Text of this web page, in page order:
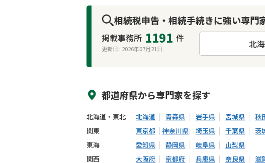
相続税申告・相続手続きに強い専門
掲載事務所 1191 件
更新日 : 2026年07月21日 北
都道府県から専門家を探す
北海道・東北 北海道 青森県 岩手県 宮城県 秋
関東
東京都 神奈川県 埼玉県 千葉県 茨
東海
愛知県 静岡県 岐阜県
山梨県
関西
大阪府 京都府 兵庫県 奈良県 滋